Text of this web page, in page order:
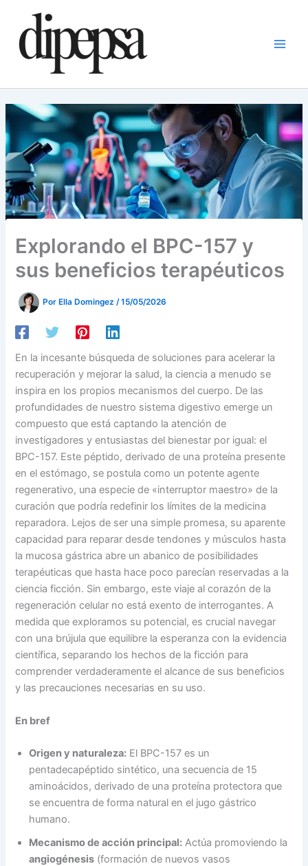
contenido
Explorando el BPC-157 y
sus beneficios terapéuticos
Por Ella Domingez/15/05/2026
En la incesante búsqueda de soluciones para acelerar la
recuperación y mejorar la salud, la ciencia a menudo se
inspira en los propios mecanismos del cuerpo. De las
profundidades de nuestro sistema digestivo emerge un
compuesto que está captando la atención de
investigadores y entusiastas del bienestar por igual: el
BPC-157. Este péptido, derivado de una proteína presente
en el estómago, se postula como un potente agente
regenerativo, una especie de «interruptor maestro» de la
curación que podría redefinir los límites de la medicina
reparadora. Lejos de ser una simple promesa, su aparente
capacidad para reparar desde tendones y músculos hasta
la mucosa gástrica abre un abanico de posibilidades
terapéuticas que hasta hace poco parecían reservadas a la
ciencia ficción. Sin embargo, este viaje al corazón de la
regeneración celular no está exento de interrogantes. A
medida que exploramos su potencial, es crucial navegar
con una brújula que equilibre la esperanza con la evidencia
científica, separando los hechos de la ficción para
comprender verdaderamente el alcance de sus beneficios
y las precauciones necesarias en su uso.
En bref
Origen y naturaleza: El BPC-157 es un
pentadecapéptido sintético, una secuencia de 15
aminoácidos, derivado de una proteína protectora que
se encuentra de forma natural en el jugo gástrico
humano.
Mecanismo de acción principal: Actúa promoviendo la
angiogénesis (formación de nuevos vasos